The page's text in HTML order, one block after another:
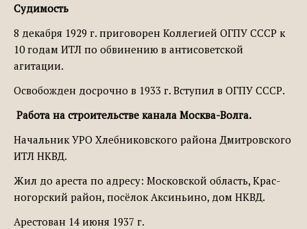
Судимость
8 декабря 1929 г. приговорен Коллегией ОГПУ СССР к
10 годам ИТЛ по обвинению в антисоветской
агитации.
Ос­вобожден досрочно в 1933 г. Вступил в ОГПУ СССР.
Работа на строительстве канала Москва-Волга.
Начальник УРО Хлебниковского района Дмитровского
ИТЛ НКВД.
Жил до ареста по адресу: Московской область, Крас­
ногорский район, посёлок Аксиньино, дом НКВД.
Арестован 14 июня 1937 г.